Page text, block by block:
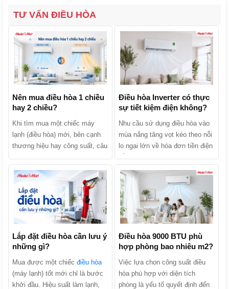
TƯ VẤN ĐIỀU HÒA
Nên mua điều hòa 1 chiều
hay 2 chiều?
Khi tìm mua một chiếc máy
lạnh (điều hòa) mới, bên cạnh
thương hiệu hay công suất, câu
điều hòa 1 chiều hay 2 chiều?
Hai dòng máy này thực chất
khác nhau như thế nào và đâu
là lựa chọn kinh tế, phù hợp
nhất với gia đình bạn? Hãy
cùng MediaMart phân biệt chi
tiết 2 dòng sản phẩm này để tìm
ra câu trả lời nhé!
Điều hòa Inverter có thực
sự tiết kiệm điện không?
Nhu cầu sử dụng điều hòa vào
mùa nắng tăng vọt kéo theo nỗi
lo ngại lớn về hóa đơn tiền điện
nghe các lời quảng cáo: “Điều
hòa Inverter tiết kiệm điện lên
tới 30% - 70%”. Liệu điều hòa
Inverter có thực sự tiết kiệm
điện không hay đó chỉ là chiêu
trò marketing của nhà sản xuất?
Cùng MediaMart khám phá cơ
chế hoạt động, phân tích ưu
nhược điểm và tìm ra câu trả
lời chính xác nhất trong bài viết
Lắp đặt điều hòa cần lưu ý
những gì?
Mua được một chiếc điều hòa
(máy lạnh) tốt mới chỉ là bước
khởi đầu. Hiệu suất làm lạnh,
Điều hòa 9000 BTU phù
hợp phòng bao nhiêu m2?
Việc lựa chọn công suất điều
hòa phù hợp với diện tích
phòng là yếu tố quyết định đến